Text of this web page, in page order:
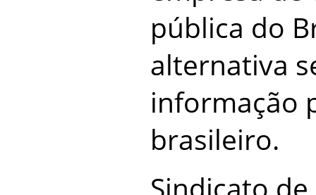
pública do
alternativa
informação
brasileiro.